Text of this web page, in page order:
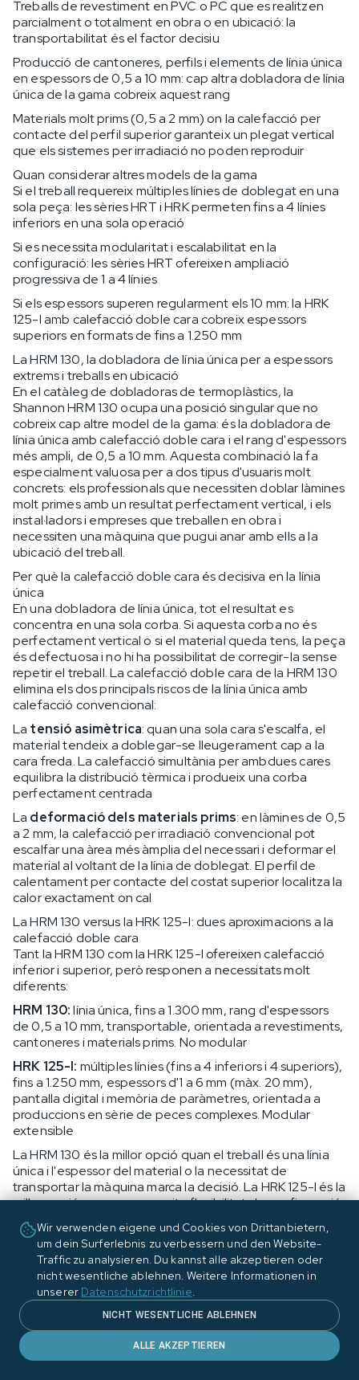
Treballs de revestiment en PVC o PC que es realitzen
parcialment o totalment en obra o en ubicació: la
transportabilitat és el factor decisiu
Producció de cantoneres, perfils i elements de línia única
en espessors de 0,5 a 10 mm: cap altra dobladora de línia
única de la gama cobreix aquest rang
Materials molt prims (0,5 a 2 mm) on la calefacció per
contacte del perfil superior garanteix un plegat vertical
que els sistemes per irradiació no poden reproduir
Quan considerar altres models de la gama
Si el treball requereix múltiples línies de doblegat en una
sola peça: les sèries HRT i HRK permeten fins a 4 línies
inferiors en una sola operació
Si es necessita modularitat i escalabilitat en la
configuració: les sèries HRT ofereixen ampliació
progressiva de 1 a 4 línies
Si els espessors superen regularment els 10 mm: la HRK
125-I amb calefacció doble cara cobreix espessors
superiors en formats de fins a 1.250 mm
La HRM 130, la dobladora de línia única per a espessors
extrems i treballs en ubicació
En el catàleg de dobladoras de termoplàstics, la
Shannon HRM 130 ocupa una posició singular que no
cobreix cap altre model de la gama: és la dobladora de
línia única amb calefacció doble cara i el rang d'espessors
més ampli, de 0,5 a 10 mm. Aquesta combinació la fa
especialment valuosa per a dos tipus d'usuaris molt
concrets: els professionals que necessiten doblar làmines
molt primes amb un resultat perfectament vertical, i els
instal·ladors i empreses que treballen en obra i
necessiten una màquina que pugui anar amb ells a la
ubicació del treball.
Per què la calefacció doble cara és decisiva en la línia
única
En una dobladora de línia única, tot el resultat es
concentra en una sola corba. Si aquesta corba no és
perfectament vertical o si el material queda tens, la peça
és defectuosa i no hi ha possibilitat de corregir-la sense
repetir el treball. La calefacció doble cara de la HRM 130
elimina els dos principals riscos de la línia única amb
calefacció convencional:
La tensió asimètrica: quan una sola cara s'escalfa, el
material tendeix a doblegar-se lleugerament cap a la
cara freda. La calefacció simultània per ambdues cares
equilibra la distribució tèrmica i produeix una corba
perfectament centrada
La deformació dels materials prims: en làmines de 0,5
a 2 mm, la calefacció per irradiació convencional pot
escalfar una àrea més àmplia del necessari i deformar el
material al voltant de la línia de doblegat. El perfil de
calentament per contacte del costat superior localitza la
calor exactament on cal
La HRM 130 versus la HRK 125-I: dues aproximacions a la
calefacció doble cara
Tant la HRM 130 com la HRK 125-I ofereixen calefacció
inferior i superior, però responen a necessitats molt
diferents:
HRM 130:línia única, fins a 1.300 mm, rang d'espessors
de 0,5 a 10 mm, transportable, orientada a revestiments,
cantoneres i materials prims. No modular
HRK 125-I: múltiples línies (fins a 4 inferiors i 4 superiors),
fins a 1.250 mm, espessors d'1 a 6 mm (màx. 20 mm),
pantalla digital i memòria de paràmetres, orientada a
produccions en sèrie de peces complexes. Modular
extensible
La HRM 130 és la millor opció quan el treball és una línia
única i l'espessor del material o la necessitat de
transportar la màquina marca la decisió. La HRK 125-I és la
millor opció quan es necessita flexibilitat de configuració
i producció de peces amb múltiples doblegats.
Fabricació, distribució i suport tècnic
La Shannon HRM 130 es distribueix a través de BERMAQ,
especialistes en maquinària per a la transformació del
plàstic i materials lleugers. BERMAQ ofereix
assessorament tècnic per identificar quin model de la
gama s'adapta millor a cada necessitat e
Wir verwenden eigene und Cookies von Drittanbietern,
um dein Surferlebnis zu verbessern und den Website-
Traffic zu analysieren. Du kannst alle akzeptieren oder
nicht wesentliche ablehnen. Weitere Informationen in
unserer Datenschutzrichtlinie.
NICHT WESENTLICHE ABLEHNEN
ALLE AKZEPTIEREN